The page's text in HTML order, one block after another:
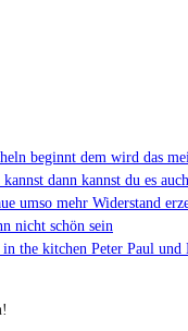
beginnt dem wird das
dann kannst du es
umso mehr Widerstand
nicht schön sein
the kitchen Peter Paul und